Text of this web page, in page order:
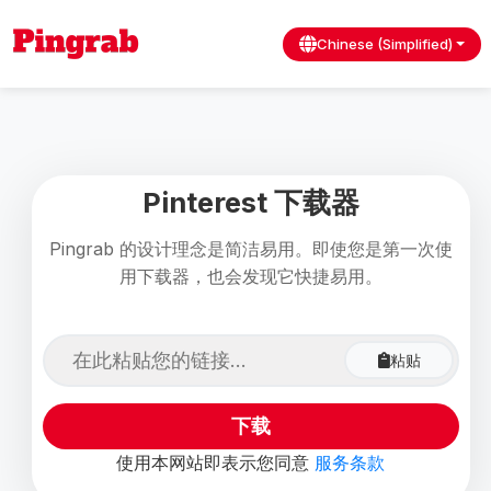
Chinese (Simplified)
Pinterest 下载器
Pingrab 的设计理念是简洁易用。即使您是第一次使
用下载器，也会发现它快捷易用。
粘贴
下载
使用本网站即表示您同意 服务条款